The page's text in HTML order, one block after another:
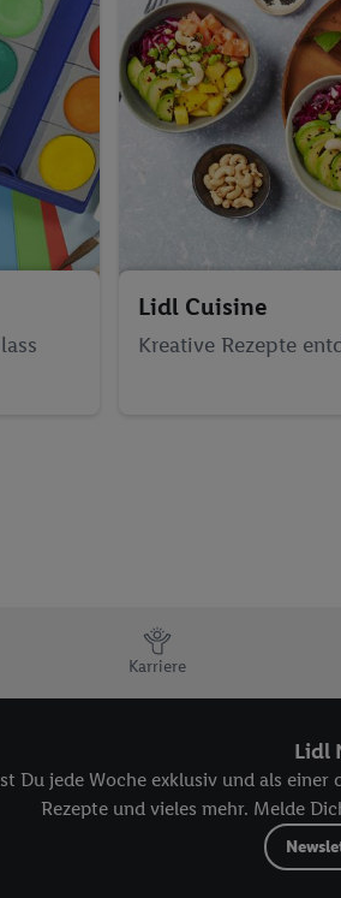
Lidl Cuisine
Kreative Rezepte
Karriere
Lidl
Du jede Woche exklusiv und als
Rezepte und vieles mehr. Melde